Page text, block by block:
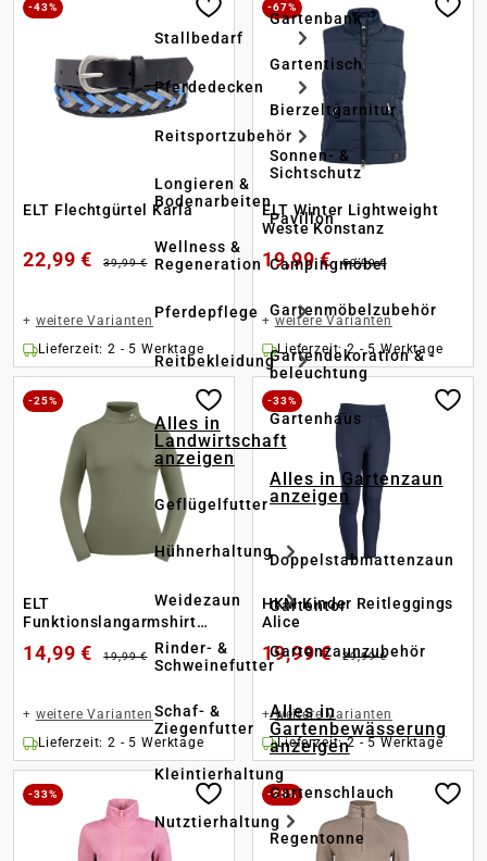
Stallbedarf
Pferdedecken
Reitsportzubehör
Longieren &
Bodenarbeiten
Wellness &
Regeneration
Pferdepflege
Reitbekleidung
Alles in
Landwirtschaft
anzeigen
Geflügelfutter
Hühnerhaltung
Weidezaun
Rinder- &
Schweinefutter
Schaf- &
Ziegenfutter
Kleintierhaltung
Nutztierhaltung
Gartenbank
Gartentisch
Bierzeltgarnitur
Sonnen- &
Sichtschutz
Pavillon
Campingmöbel
Gartenmöbelzubehör
Gartendekoration & -
beleuchtung
Gartenhaus
Alles in Gartenzaun
anzeigen
Doppelstabmattenzaun
Gartentor
Gartenzaunzubehör
Alles in
Gartenbewässerung
anzeigen
Gartenschlauch
Regentonne
-43%
ELT Flechtgürtel Karla
22,99 € 39,99 €
+ weitere Varianten
Lieferzeit: 2 - 5 Werktage
-67%
ELT Winter Lightweight
Weste Konstanz
19,99 € 59,99 €
+ weitere Varianten
Lieferzeit: 2 - 5 Werktage
-25%
ELT
Funktionslangarmshirt
14,99 € 19,99 €
+ weitere Varianten
Lieferzeit: 2 - 5 Werktage
-33%
HKM Kinder Reitleggings
Alice
19,99 € 29,99 €
+weitere Varianten
Lieferzeit: 2 - 5 Werktage
-33% -25%